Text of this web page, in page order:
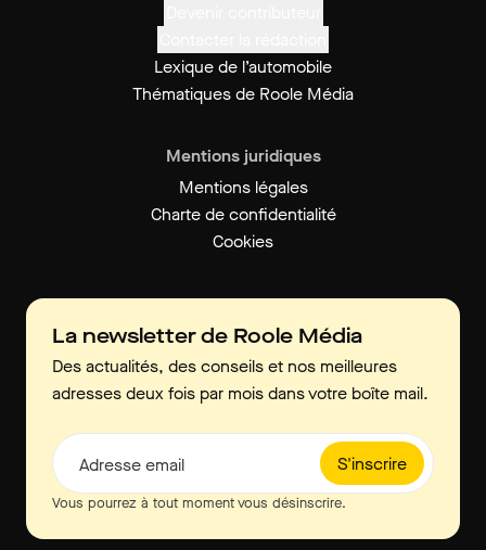
Lexique de l’automobile
Thématiques de Roole Média
Mentions juridiques
Mentions légales
Charte de confidentialité
Cookies
La newsletter de Roole Média
Des actualités, des conseils et nos meilleures
adresses deux fois par mois dans votre boîte mail.
S'inscrire
Adresse email
Vous pourrez à tout moment vous désinscrire.